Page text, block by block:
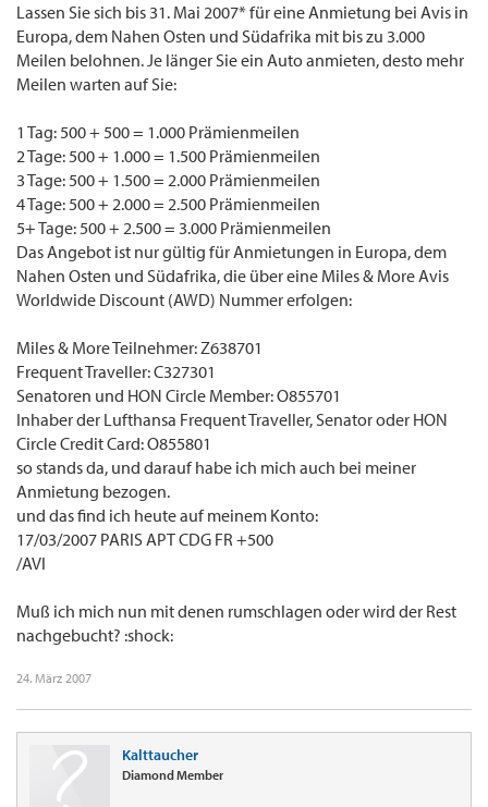
Lassen Sie sich bis 31. Mai 2007* für eine Anmietung bei Avis in
Europa, dem Nahen Osten und Südafrika mit bis zu 3.000
Meilen belohnen. Je länger Sie ein Auto anmieten, desto mehr
Meilen warten auf Sie:
1 Tag: 500 + 500 = 1.000 Prämienmeilen
2 Tage: 500 + 1.000 = 1.500 Prämienmeilen
3 Tage: 500 + 1.500 = 2.000 Prämienmeilen
4 Tage: 500 + 2.000 = 2.500 Prämienmeilen
5+ Tage: 500 + 2.500 = 3.000 Prämienmeilen
Das Angebot ist nur gültig für Anmietungen in Europa, dem
Nahen Osten und Südafrika, die über eine Miles & More Avis
Worldwide Discount (AWD) Nummer erfolgen:
Miles & More Teilnehmer: Z638701
Frequent Traveller: C327301
Senatoren und HON Circle Member: O855701
Inhaber der Lufthansa Frequent Traveller, Senator oder HON
Circle Credit Card: O855801
so stands da, und darauf habe ich mich auch bei meiner
Anmietung bezogen.
und das find ich heute auf meinem Konto:
17/03/2007 PARIS APT CDG FR +500
/AVI
Muß ich mich nun mit denen rumschlagen oder wird der Rest
nachgebucht? :shock:
24. März 2007
Kalttaucher
Diamond Member